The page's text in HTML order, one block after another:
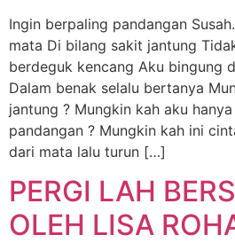
Ingin berpaling pandangan
mata Di bilang sakit jantung
berdeguk kencang Aku bingung
Dalam benak selalu bertanya
jantung ? Mungkin kah aku
pandangan ? Mungkin kah ini
dari mata lalu turun […]
PERGI LAH
OLEH LISA